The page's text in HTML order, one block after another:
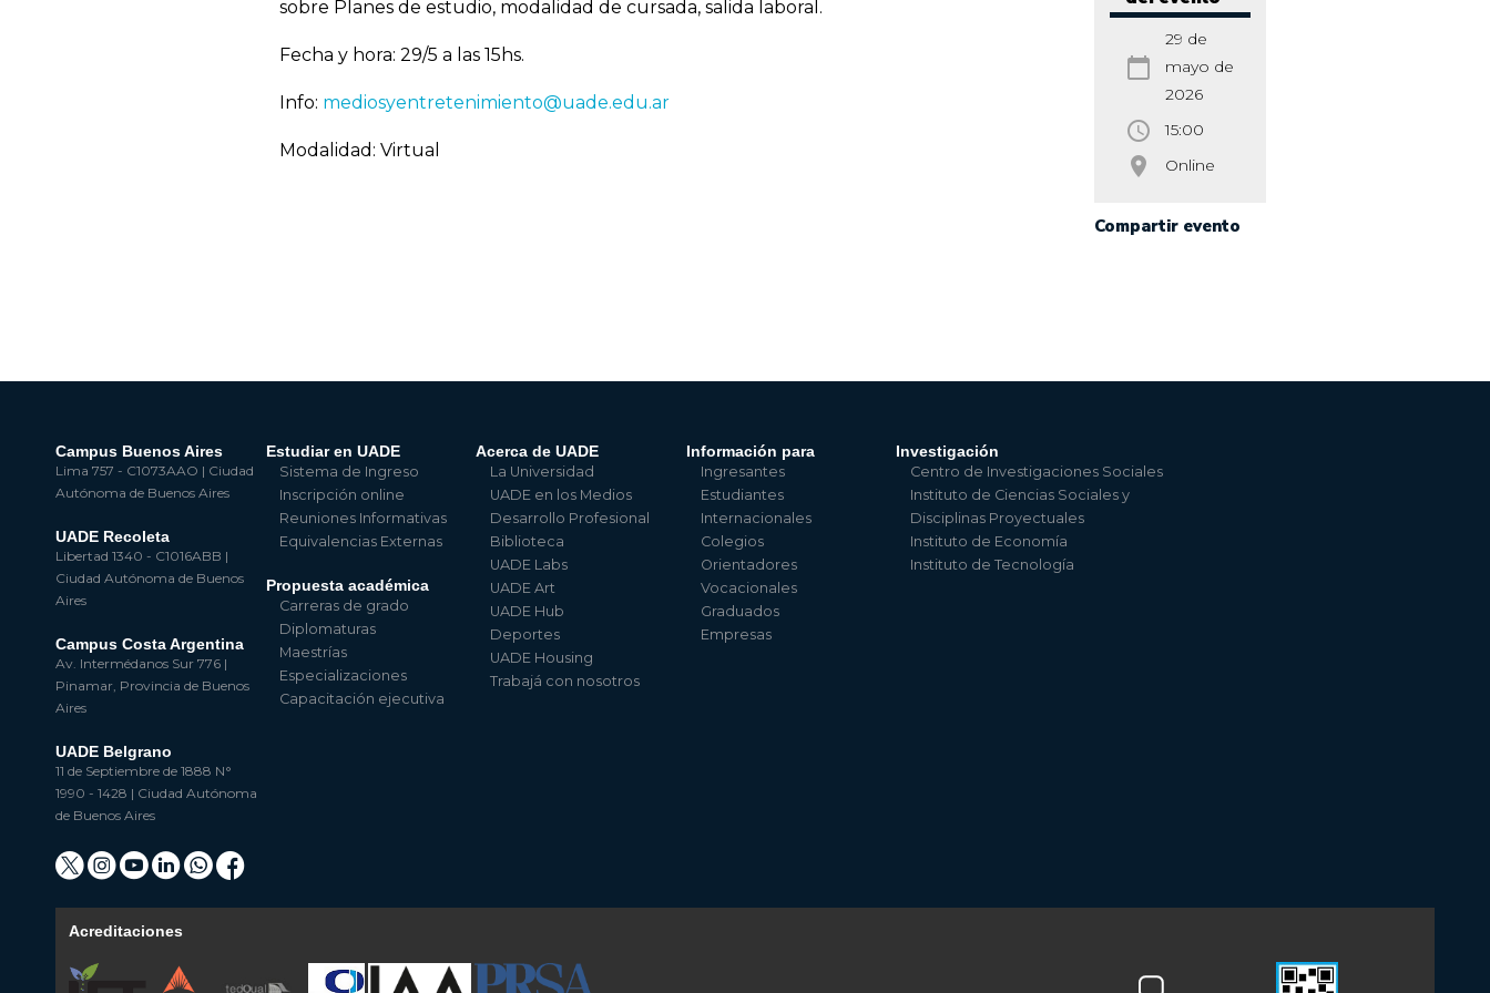
calendar_today
29 de
mayo de
2026
access_time 15:00
room Online
Compartir evento
sobre Planes de estudio, modalidad de cursada, salida laboral.
Fecha y hora: 29/5 a las 15hs.
Info: mediosyentretenimiento@uade.edu.ar
Modalidad: Virtual
Campus Buenos Aires
Lima 757 - C1073AAO | Ciudad
Autónoma de Buenos Aires
UADE Recoleta
Libertad 1340 - C1016ABB |
Ciudad Autónoma de Buenos
Aires
Campus Costa Argentina
Av. Intermédanos Sur 776 |
Pinamar, Provincia de Buenos
Aires
UADE Belgrano
11 de Septiembre de 1888 N°
1990 - 1428 | Ciudad Autónoma
de Buenos Aires
Estudiar en UADE
Sistema de Ingreso
Inscripción online
Reuniones Informativas
Equivalencias Externas
Propuesta académica
Carreras de grado
Diplomaturas
Maestrías
Especializaciones
Capacitación ejecutiva
Acerca de UADE
La Universidad
UADE en los Medios
Desarrollo Profesional
Biblioteca
UADE Labs
UADE Art
UADE Hub
Deportes
UADE Housing
Trabajá con nosotros
Información para
Ingresantes
Estudiantes
Internacionales
Colegios
Orientadores
Vocacionales
Graduados
Empresas
Investigación
Centro de Investigaciones Sociales
Instituto de Ciencias Sociales y
Disciplinas Proyectuales
Instituto de Economía
Instituto de Tecnología
Acreditaciones